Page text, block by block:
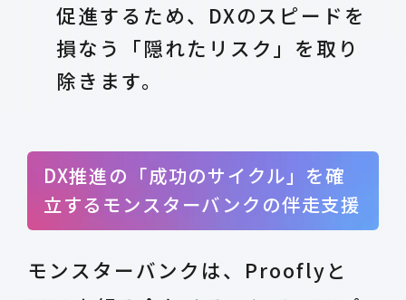
促進するため、DXのスピードを
損なう「隠れたリスク」を取り
除きます。
DX推進の「成功のサイクル」を確
立するモンスターバンクの伴走支援
モンスターバンクは、Prooflyと